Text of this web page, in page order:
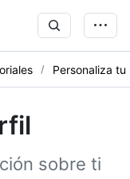
Personaliza tu
sobre ti